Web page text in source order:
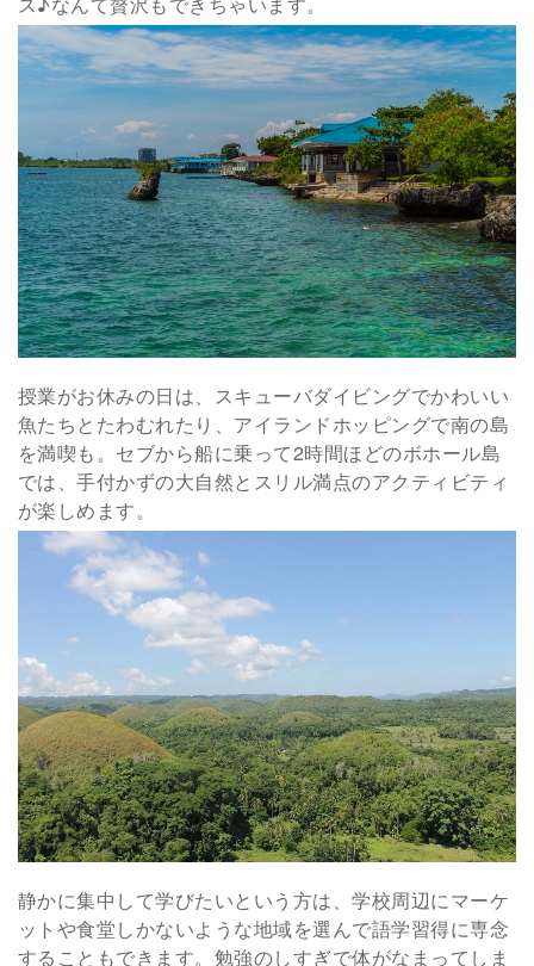
授業がお休みの日は、スキューバダイビングでかわいい
魚たちとたわむれたり、アイランドホッピングで南の島
を満喫も。セブから船に乗って2時間ほどのボホール島
では、手付かずの大自然とスリル満点のアクティビティ
が楽しめます。
静かに集中して学びたいという方は、学校周辺にマーケ
ットや食堂しかないような地域を選んで語学習得に専念
することもできます。勉強のしすぎで体がなまってしま